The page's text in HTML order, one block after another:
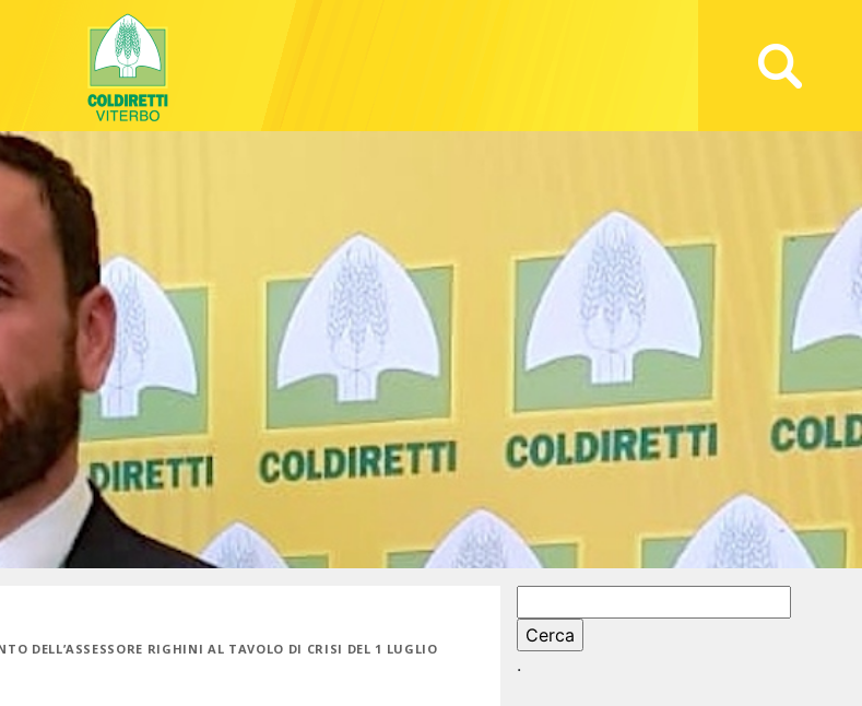
DELL’ASSESSORE RIGHINI AL TAVOLO DI CRISI DEL 1 LUGLIO
per:
.